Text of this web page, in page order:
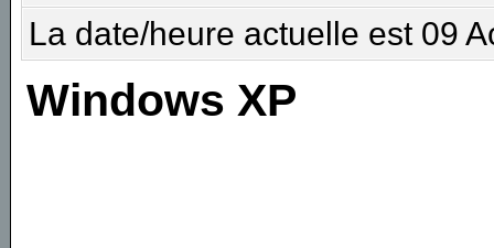
La date/heure actuelle est 09
Windows XP